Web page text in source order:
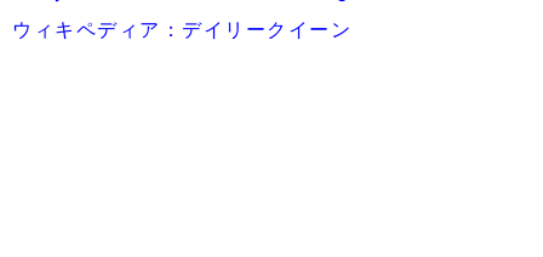
ウィキペディア：デイリークイーン